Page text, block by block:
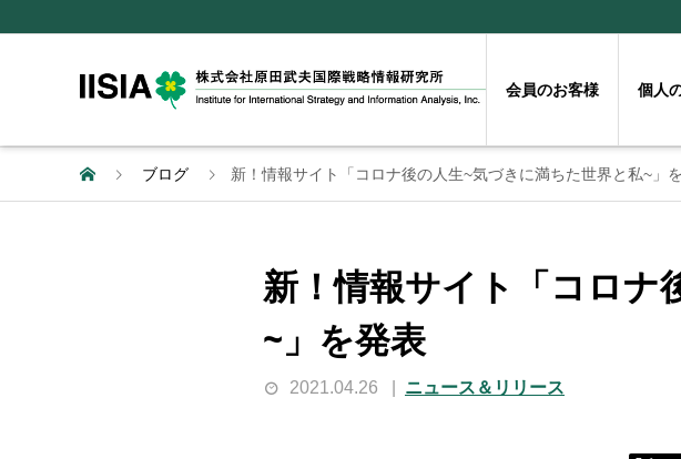
会員のお客様 個人
ブログ 新！情報サイト「コロナ後の人生~気づきに満ちた世界と私~」
新！情報サイト「コロナ
~」を発表
2021.04.26 ニュース＆リリース